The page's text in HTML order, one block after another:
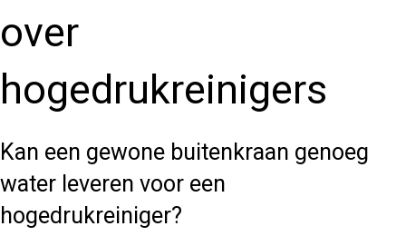
over
hogedrukreinigers
Kan een gewone buitenkraan genoeg
water leveren voor een
hogedrukreiniger?